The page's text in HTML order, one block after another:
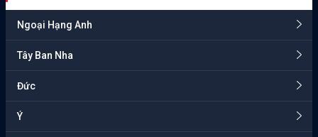
Ngoại Hạng Anh
Tây Ban Nha
Đức
Ý